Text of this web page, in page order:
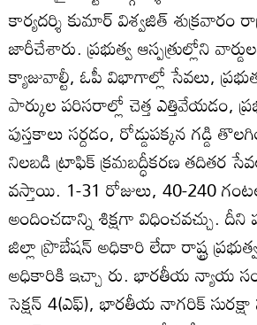
కార్యదర్శి కుమార్‌ విశ్వజిత్‌ శుక్రవారం
జారీచేశారు. ప్రభుత్వ ఆస్పత్రుల్లోని
క్యాజువాల్టీ, ఓపీ విభాగాల్లో సేవలు,
పార్కుల పరిసరాల్లో చెత్త ఎత్తివేయడం,
పుస్తకాలు సర్దడం, రోడ్డుపక్కన గడ్డి
నిలబడి ట్రాఫిక్‌ క్రమబద్ధీకరణ తదితర
వస్తాయి. 1-31 రోజులు, 40-240
అందించడాన్ని శిక్షగా విధించవచ్చు. దీని
జిల్లా ప్రొబేషన్‌ అధికారి లేదా రాష్ట్ర
అధికారికి ఇచ్చా రు. భారతీయ న్యాయ
సెక్షన్‌ 4(ఎఫ్‌), భారతీయ నాగరిక్‌